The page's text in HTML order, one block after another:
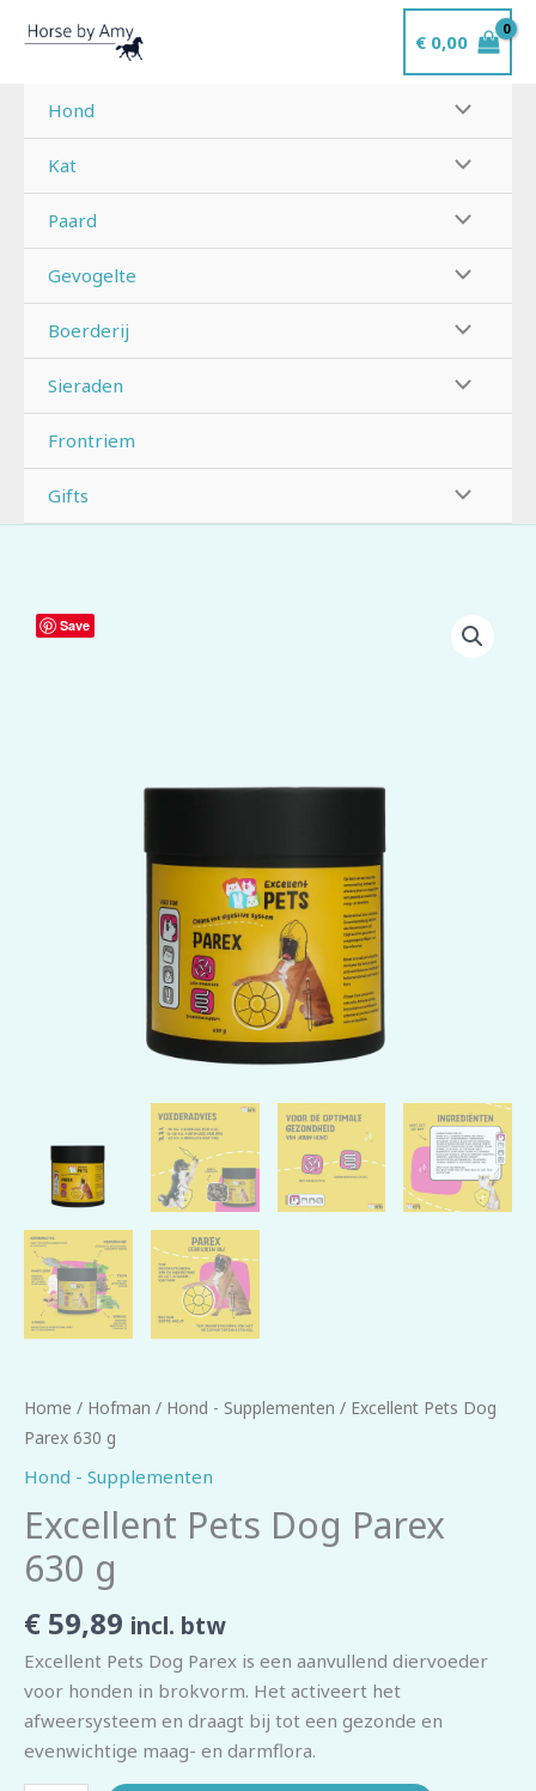
naar
inhoud
€0,00
Hond
Kat
Paard
Gevogelte
Boerderij
Sieraden
Frontriem
Gifts
Save
Home / Hofman / Hond - Supplementen / Excellent Pets Dog
Parex 630 g
Hond - Supplementen
Excellent Pets Dog Parex
630 g
€ 59,89 incl. btw
Excellent Pets Dog Parex is een aanvullend diervoeder
voor honden in brokvorm. Het activeert het
afweersysteem en draagt bij tot een gezonde en
evenwichtige maag- en darmflora.
Excellent
Pets